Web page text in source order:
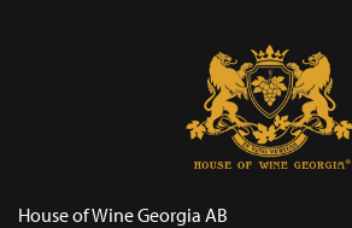
House of Wine Georgia AB